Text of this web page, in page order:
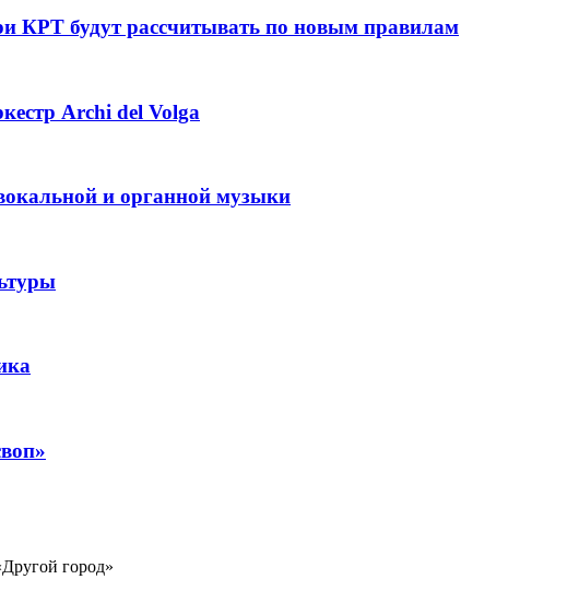
КРТ будут рассчитывать по новым правилам
Archi del Volga
и органной музыки
город»